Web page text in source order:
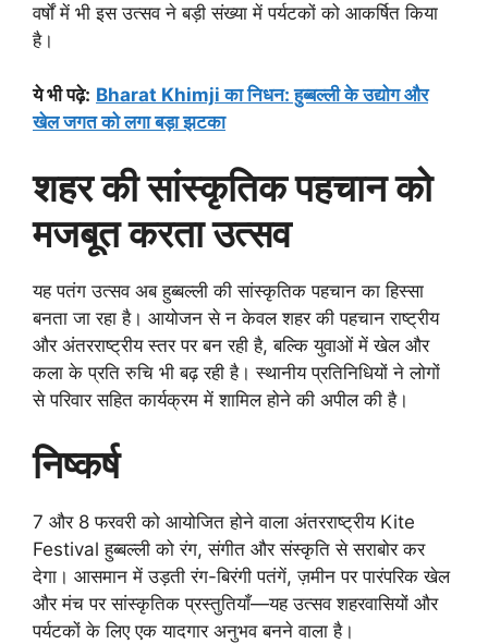
वर्षों में भी इस उत्सव ने बड़ी संख्या में पर्यटकों को आकर्षित किया
है।
ये भी पढ़े: Bharat Khimji का निधन: हुब्बल्ली के उद्योग और
खेल जगत को लगा बड़ा झटका
शहर की सांस्कृतिक पहचान को
मजबूत करता उत्सव
यह पतंग उत्सव अब हुब्बल्ली की सांस्कृतिक पहचान का हिस्सा
बनता जा रहा है। आयोजन से न केवल शहर की पहचान राष्ट्रीय
और अंतरराष्ट्रीय स्तर पर बन रही है, बल्कि युवाओं में खेल और
कला के प्रति रुचि भी बढ़ रही है। स्थानीय प्रतिनिधियों ने लोगों
से परिवार सहित कार्यक्रम में शामिल होने की अपील की है।
निष्कर्ष
7 और 8 फरवरी को आयोजित होने वाला अंतरराष्ट्रीय Kite
Festival हुब्बल्ली को रंग, संगीत और संस्कृति से सराबोर कर
देगा। आसमान में उड़ती रंग-बिरंगी पतंगें, ज़मीन पर पारंपरिक खेल
और मंच पर सांस्कृतिक प्रस्तुतियाँ—यह उत्सव शहरवासियों और
पर्यटकों के लिए एक यादगार अनुभव बनने वाला है।